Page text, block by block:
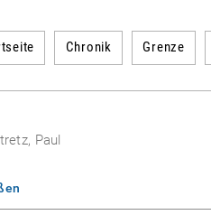
Chronik Grenze
Paul